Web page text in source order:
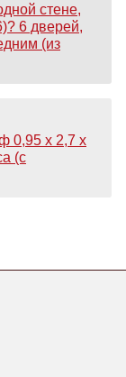
стене,
6 дверей,
(из
0,95 х 2,7 х
(с